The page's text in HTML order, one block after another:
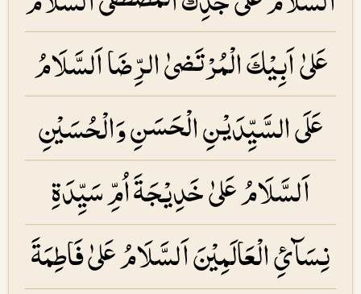
عَلیٰ اَبِیْكَ الْمُرْتَضیٰ الرِّضَا اَلسَّلَامُ
عَلَی السَّیِّدَیْنِ الْحَسَنِ وَالْحُسَیْنِ
اَلسَّلَامُ عَلیٰ خَدِیْجَۃَ اُمِّ سَیِّدَۃِ
نِسَآئِ الْعَالَمِیْنَ اَلسَّلَامُ عَلیٰ فَاطِمَۃَ